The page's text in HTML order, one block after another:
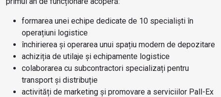
formarea unei echipe dedicate de 10 specialiști în
operațiuni logistice
închirierea și operarea unui spațiu modern de depozitare
achiziția de utilaje și echipamente logistice
colaborarea cu subcontractori specializați pentru
transport și distribuție
activități de marketing și promovare a serviciilor Pall-Ex